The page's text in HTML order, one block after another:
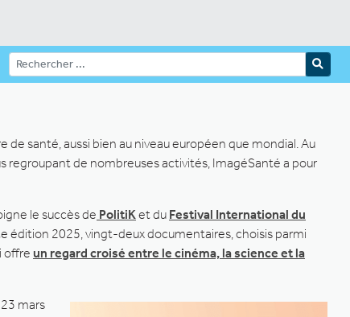
santé, aussi bien au niveau européen que mondial. Au
regroupant de nombreuses activités, ImagéSanté a pour
le succès de PolitiKet du Festival International du
édition 2025, vingt-deux documentaires, choisis parmi
offre un regard croisé entre le cinéma, la science et la
mars